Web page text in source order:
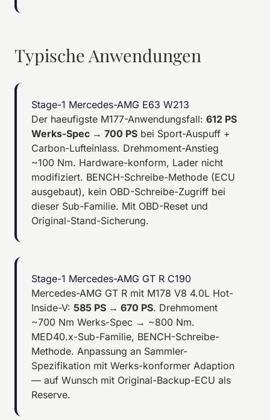
Typische Anwendungen
Stage-1 Mercedes-AMG E63 W213
Der haeufigste M177-Anwendungsfall: 612 PS
Werks-Spec → 700 PS bei Sport-Auspuff +
Carbon-Lufteinlass. Drehmoment-Anstieg
~100 Nm. Hardware-konform, Lader nicht
modifiziert. BENCH-Schreibe-Methode (ECU
ausgebaut), kein OBD-Schreibe-Zugriff bei
dieser Sub-Familie. Mit OBD-Reset und
Original-Stand-Sicherung.
Stage-1 Mercedes-AMG GT R C190
Mercedes-AMG GT R mit M178 V8 4.0L Hot-
Inside-V: 585 PS → 670 PS. Drehmoment
~700 Nm Werks-Spec → ~800 Nm.
MED40.x-Sub-Familie, BENCH-Schreibe-
Methode. Anpassung an Sammler-
Spezifikation mit Werks-konformer Adaption
— auf Wunsch mit Original-Backup-ECU als
Reserve.